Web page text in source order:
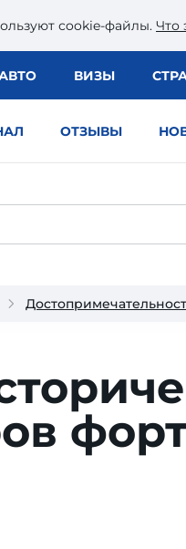
сookie-файлы. Что
ВИЗЫ
ОТЗЫВЫ